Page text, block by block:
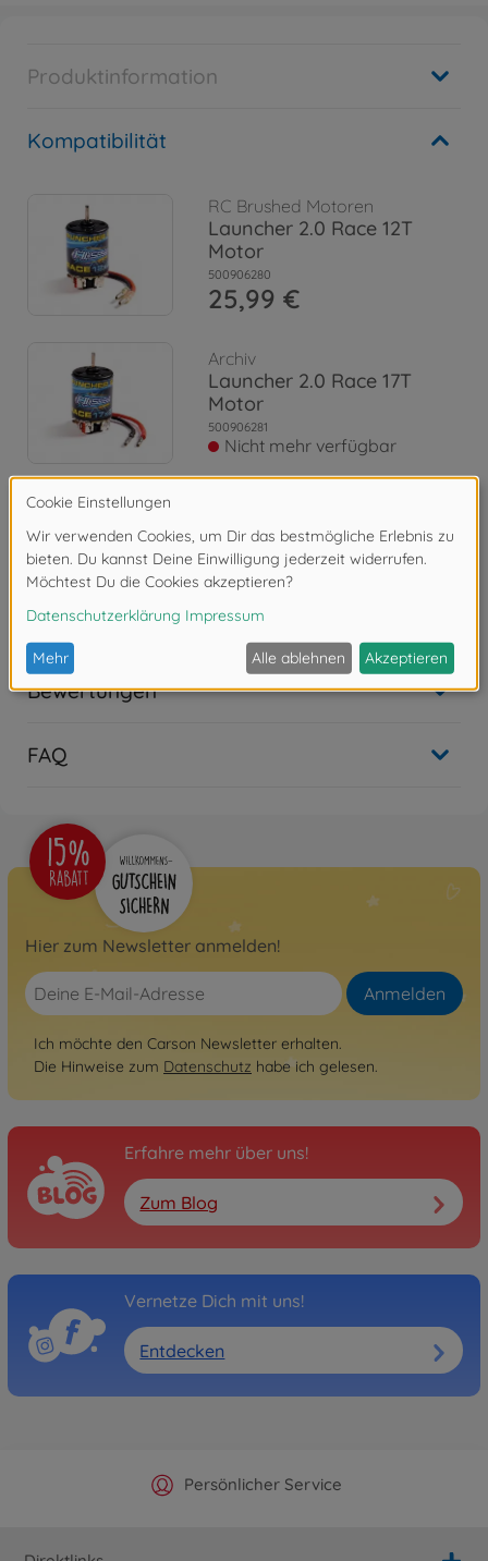
Produktinformation
Kompatibilität
RC Brushed Motoren
Launcher 2.0 Race 12T
Motor
500906280
25,99 €
Archiv
Launcher 2.0 Race 17T
Motor
500906281
Nicht mehr verfügbar
Launcher 2.0 Truck 80T
500906285
Nicht mehr verfügbar
Bewertungen
FAQ
Hier zum Newsletter anmelden!
Anmelden
Ich möchte den Carson Newsletter erhalten.
Die Hinweise zum Datenschutz habe ich gelesen.
Erfahre mehr über uns!
Zum Blog
Vernetze Dich mit uns!
Entdecken
Offizieller Hersteller Shop
Persönlicher Service
Versandkostenfrei ab 25€
Schnelle Lieferung